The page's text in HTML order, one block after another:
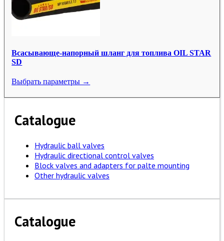
Всасывающе-напорный шланг для топлива OIL STAR
SD
Выбрать параметры →
Catalogue
Hydraulic ball valves
Hydraulic directional control valves
Block valves and adapters for palte mounting
Other hydraulic valves
Catalogue